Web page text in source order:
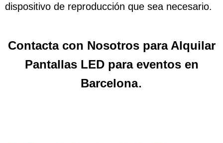
dispositivo de reproducción que sea necesario.
Contacta con Nosotros para Alquilar
Pantallas LED para eventos en
Barcelona.